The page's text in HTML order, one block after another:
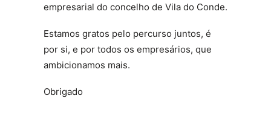
empresarial do concelho de Vila do Conde.
Estamos gratos pelo percurso juntos, é
por si, e por todos os empresários, que
ambicionamos mais.
Obrigado